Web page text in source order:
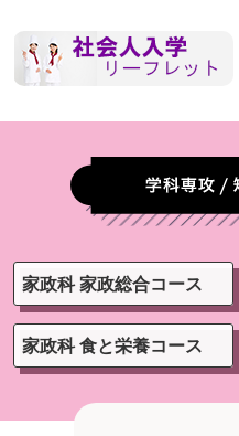
家政科 家政総合コース
家政科 食と栄養コース